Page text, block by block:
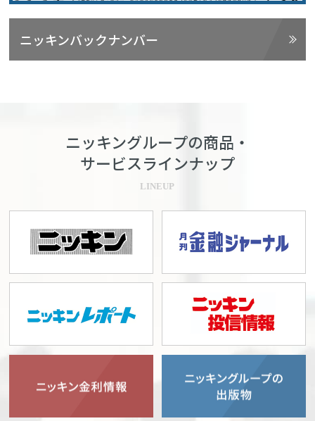
ニッキンバックナンバー
ニッキングループの商品・
サービスラインナップ
LINEUP